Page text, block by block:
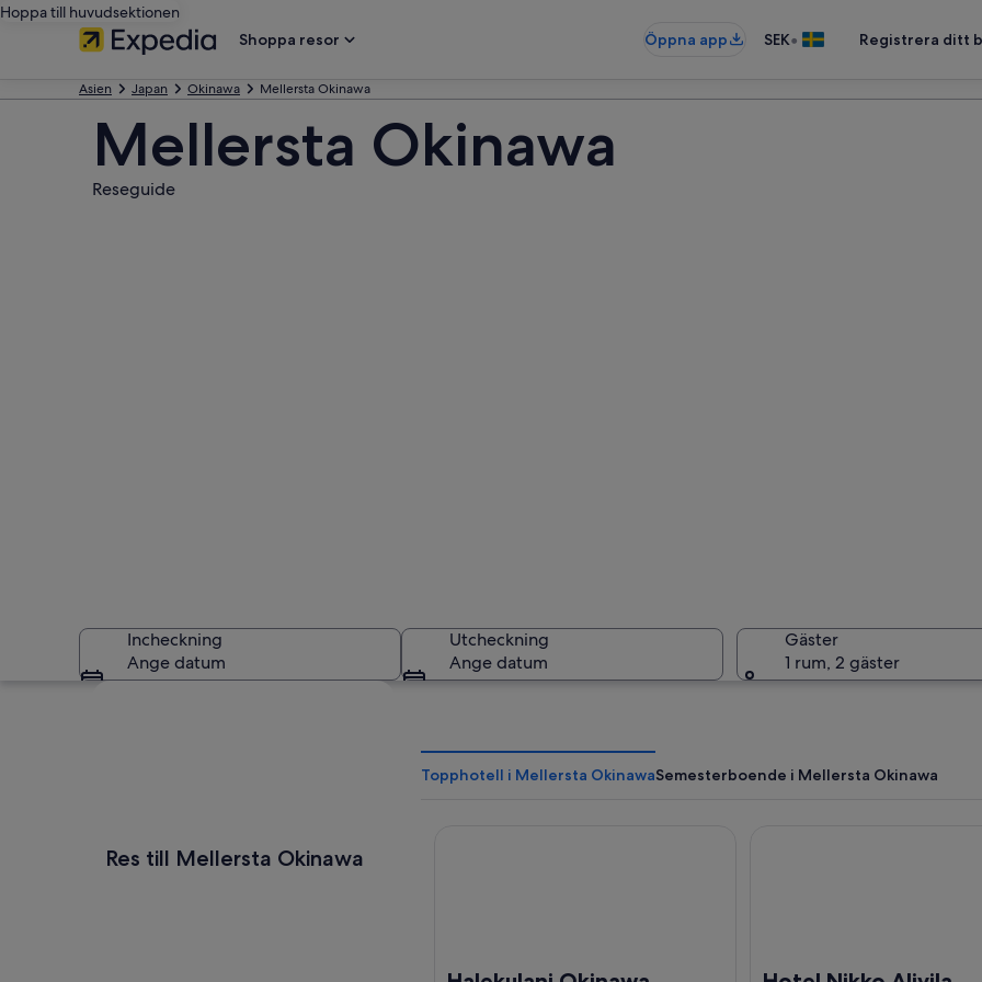
Hoppa till huvudsektionen
Shoppa resor
Öppna app SEK• Registrera ditt
Asien Japan Okinawa Mellersta Okinawa
Mellersta Okinawa
Reseguide
Incheckning
Ange datum
Utcheckning
Ange datum
Gäster
1 rum, 2 gäster
Res till Mellersta Okinawa
Topphotell i Mellersta OkinawaSemesterboende i Mellersta Okinawa